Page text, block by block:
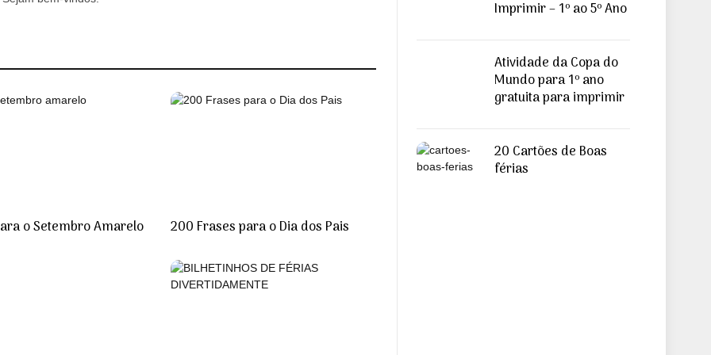
o Setembro Amarelo 200 Frases para o Dia dos Pais
Imprimir – 1º ao 5º Ano
Atividade da Copa do
Mundo para 1º ano
gratuita para imprimir
20 Cartões de Boas
férias